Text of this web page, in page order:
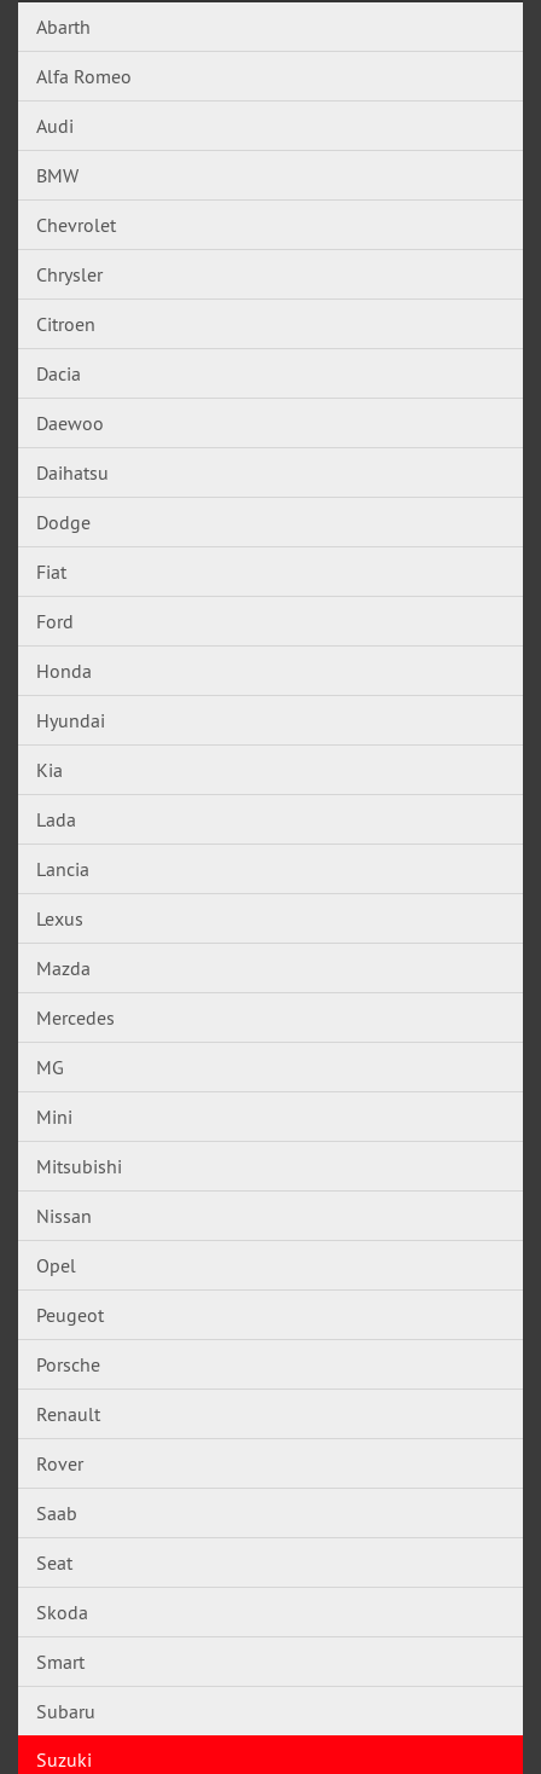
Abarth
Alfa Romeo
Audi
BMW
Chevrolet
Chrysler
Citroen
Dacia
Daewoo
Daihatsu
Dodge
Fiat
Ford
Honda
Hyundai
Kia
Lada
Lancia
Lexus
Mazda
Mercedes
MG
Mini
Mitsubishi
Nissan
Opel
Peugeot
Porsche
Renault
Rover
Saab
Seat
Skoda
Smart
Subaru
Suzuki